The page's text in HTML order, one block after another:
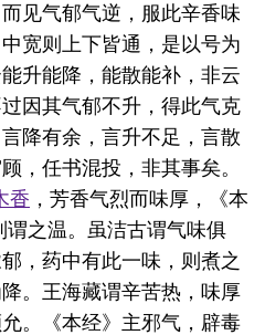
见气郁气逆，服此辛香味
宽则上下皆通，是以号为
升能降，能散能补，非云
因其气郁不升，得此气克
降有余，言升不足，言散
，任书混投，非其事矣。
香 ，芳香气烈而味厚，《本
之温。虽洁古谓气味俱
，药中有此一味，则煮之
。王海藏谓辛苦热，味厚
。《本经》主邪气，辟毒